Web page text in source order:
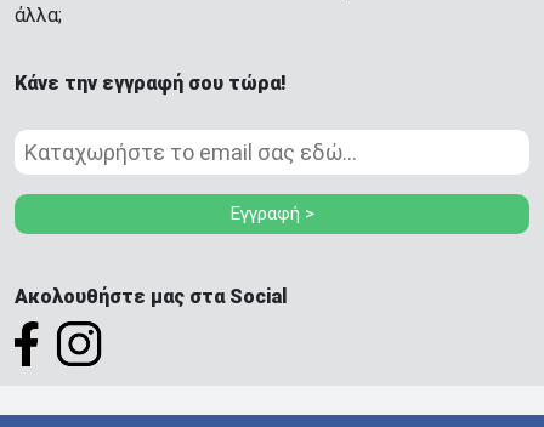
άλλα;
Κάνε την εγγραφή σου τώρα!
Εγγραφή >
Ακολουθήστε μας στα Social